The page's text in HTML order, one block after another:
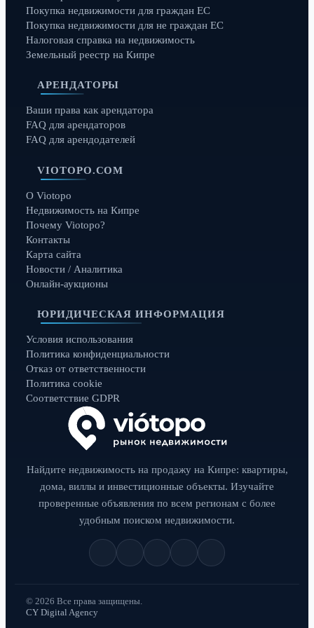
Покупка недвижимости для граждан ЕС
Покупка недвижимости для не граждан ЕС
Налоговая справка на недвижимость
Земельный реестр на Кипре
АРЕНДАТОРЫ
Ваши права как арендатора
FAQ для арендаторов
FAQ для арендодателей
VIOTOPO.COM
О Viotopo
Недвижимость на Кипре
Почему Viotopo?
Контакты
Карта сайта
Новости / Аналитика
Онлайн-аукционы
ЮРИДИЧЕСКАЯ ИНФОРМАЦИЯ
Условия использования
Политика конфиденциальности
Отказ от ответственности
Политика cookie
Соответствие GDPR
Найдите недвижимость на продажу на Кипре: квартиры,
дома, виллы и инвестиционные объекты. Изучайте
проверенные объявления по всем регионам с более
удобным поиском недвижимости.
© 2026 Все права защищены.
CY Digital Agency